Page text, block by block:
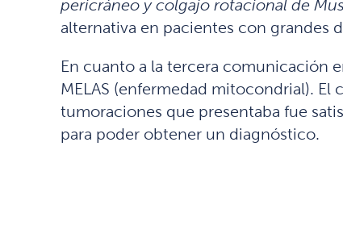
pericráneo y colgajo rotacional de
alternativa en pacientes con grandes
En cuanto a la tercera comunicación
MELAS (enfermedad mitocondrial).
tumoraciones que presentaba fue
para poder obtener un diagnóstico.